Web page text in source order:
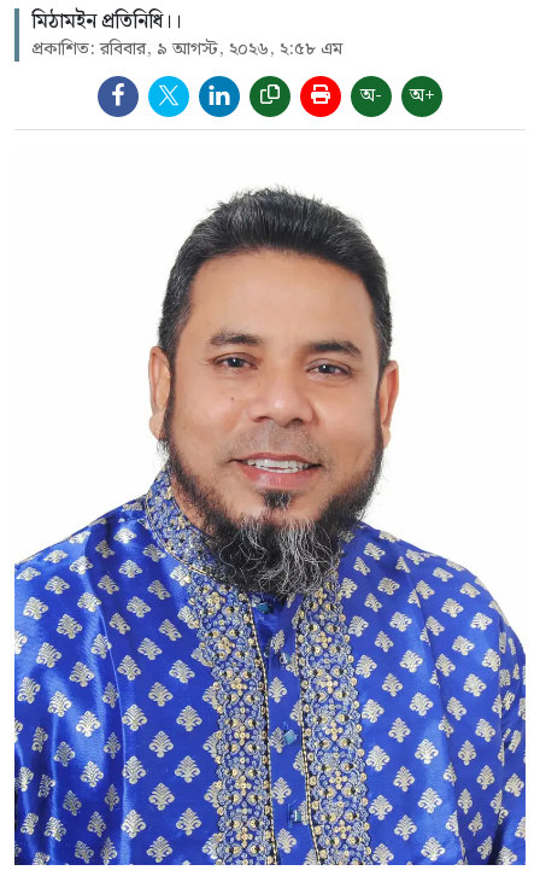
মিঠামইন প্রতিনিধি।।
প্রকাশিত: রবিবার, ৯ আগস্ট, ২০২৬, ২:৫৮ এম
অ- অ+